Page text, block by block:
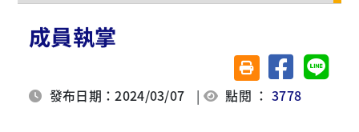
成員執掌
友善列印(另開視窗)
分享至臉書分享
發布日期：2024/03/07 | 點閱 ：3778